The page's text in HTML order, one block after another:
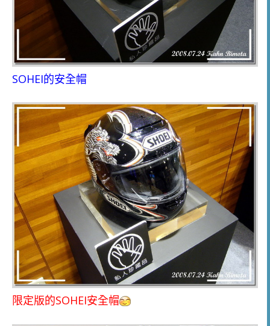
SOHEI的安全帽
限定版的SOHEI安全帽